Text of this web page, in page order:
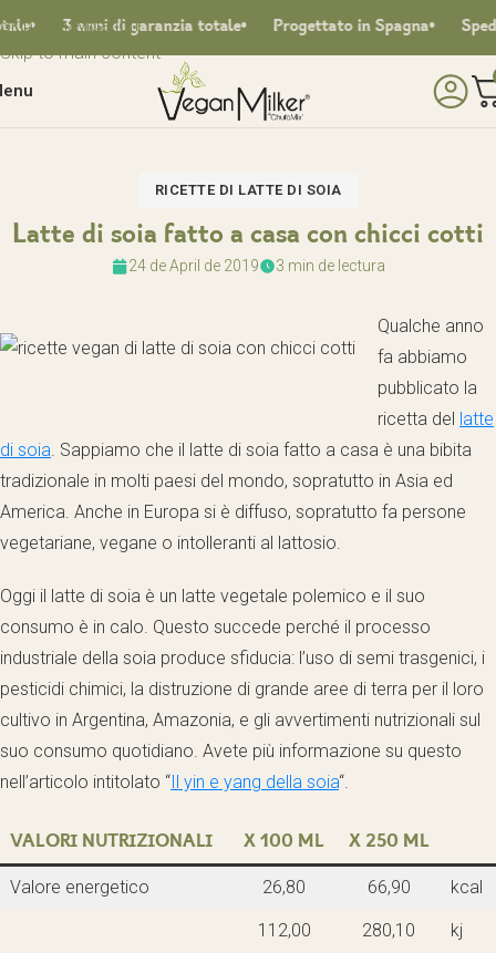
Skip to navigation
Skip to main content
3 anni di garanzia totale Progettato in Spagna
RICETTE DI LATTE DI SOIA
Latte di soia fatto a casa con chicci cotti
24 de April de 2019 3 min de lectura
Qualche anno
fa abbiamo
pubblicato la
ricetta del latte
di soia. Sappiamo che il latte di soia fatto a casa è una bibita
tradizionale in molti paesi del mondo, sopratutto in Asia ed
America. Anche in Europa si è diffuso, sopratutto fa persone
vegetariane, vegane o intolleranti al lattosio.
Oggi il latte di soia è un latte vegetale polemico e il suo
consumo è in calo. Questo succede perché il processo
industriale della soia produce sfiducia: l’uso di semi trasgenici, i
pesticidi chimici, la distruzione di grande aree di terra per il loro
cultivo in Argentina, Amazonia, e gli avvertimenti nutrizionali sul
suo consumo quotidiano. Avete più informazione su questo
nell’articolo intitolato “Il yin e yang della soia“.
VALORI NUTRIZIONALI X 100 ML X 250 ML
Valore energetico 26,80 66,90 kcal
112,00 280,10 kj